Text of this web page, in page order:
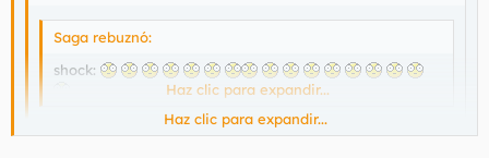
Saga rebuznó:
shock:
Haz clic para expandir...
Haz clic para expandir...